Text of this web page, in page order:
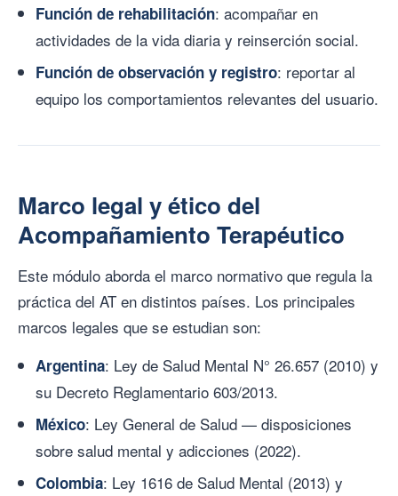
Función de rehabilitación: acompañar en
actividades de la vida diaria y reinserción social.
Función de observación y registro: reportar al
equipo los comportamientos relevantes del usuario.
Marco legal y ético del
Acompañamiento Terapéutico
Este módulo aborda el marco normativo que regula la
práctica del AT en distintos países. Los principales
marcos legales que se estudian son:
Argentina: Ley de Salud Mental N° 26.657 (2010) y
su Decreto Reglamentario 603/2013.
México: Ley General de Salud — disposiciones
sobre salud mental y adicciones (2022).
Colombia: Ley 1616 de Salud Mental (2013) y